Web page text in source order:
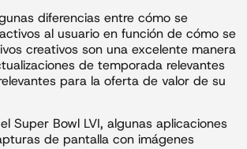
diferencias entre cómo se
al usuario en función de cómo se
creativos son una excelente manera
de temporada relevantes
para la oferta de valor de su
Super Bowl LVI, algunas aplicaciones
de pantalla con imágenes